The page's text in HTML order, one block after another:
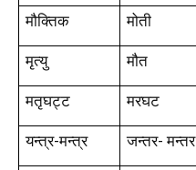
मौक्तिक मोती
मृत्यु मौत
मतृघट्ट मरघट
यन्त्र-मन्त्र जन्तर- मन्तर